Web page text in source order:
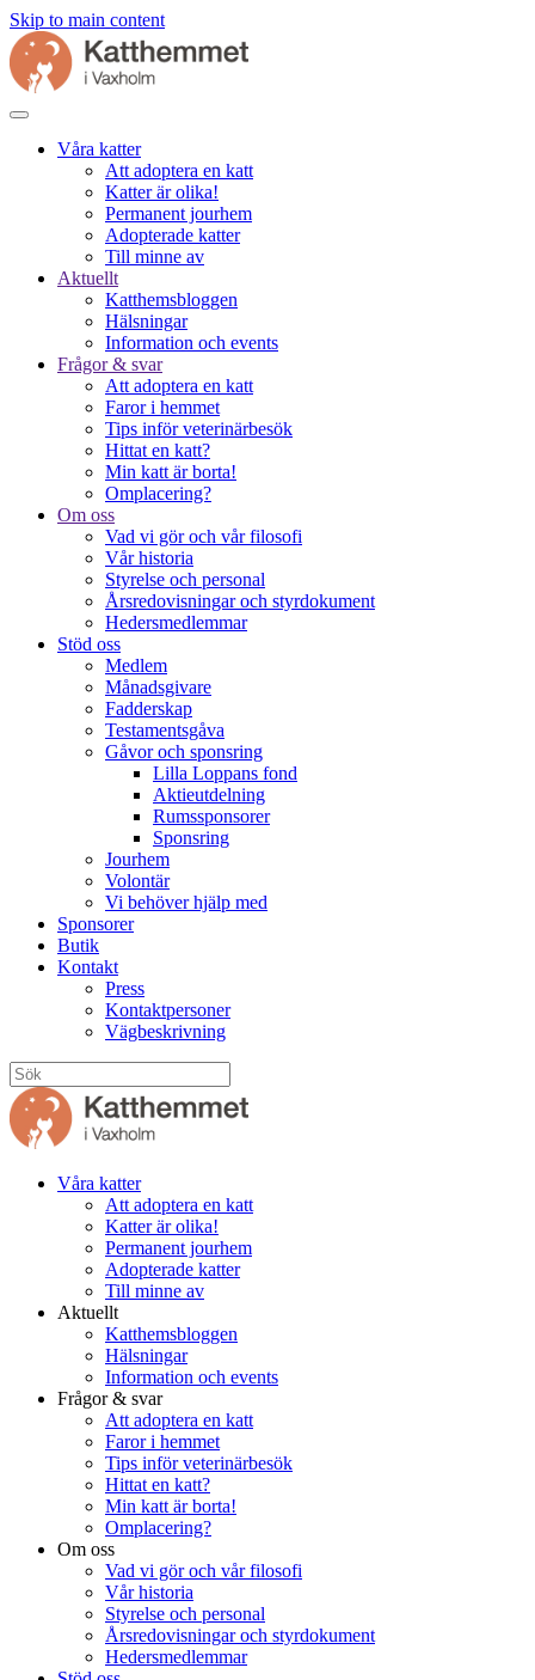
Skip to main content
Våra katter
Att adoptera en katt
Katter är olika!
Permanent jourhem
Adopterade katter
Till minne av
Aktuellt
Katthemsbloggen
Hälsningar
Information och events
Frågor & svar
Att adoptera en katt
Faror i hemmet
Tips inför veterinärbesök
Hittat en katt?
Min katt är borta!
Omplacering?
Om oss
Vad vi gör och vår filosofi
Vår historia
Styrelse och personal
Årsredovisningar och styrdokument
Hedersmedlemmar
Stöd oss
Medlem
Månadsgivare
Fadderskap
Testamentsgåva
Gåvor och sponsring
Lilla Loppans fond
Aktieutdelning
Rumssponsorer
Sponsring
Jourhem
Volontär
Vi behöver hjälp med
Sponsorer
Butik
Kontakt
Press
Kontaktpersoner
Vägbeskrivning
Våra katter
Att adoptera en katt
Katter är olika!
Permanent jourhem
Adopterade katter
Till minne av
Aktuellt
Katthemsbloggen
Hälsningar
Information och events
Frågor & svar
Att adoptera en katt
Faror i hemmet
Tips inför veterinärbesök
Hittat en katt?
Min katt är borta!
Omplacering?
Om oss
Vad vi gör och vår filosofi
Vår historia
Styrelse och personal
Årsredovisningar och styrdokument
Hedersmedlemmar